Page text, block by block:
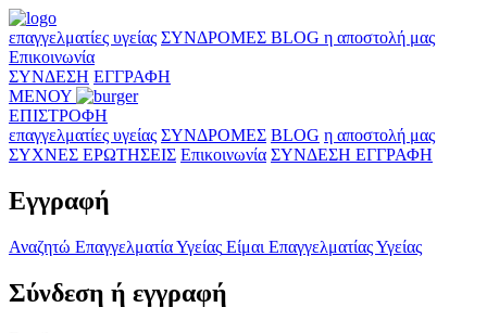
επαγγελματίες υγείας ΣΥΝΔΡΟΜΕΣ BLOG η αποστολή μας
Επικοινωνία
ΣΥΝΔΕΣΗ ΕΓΓΡΑΦΗ
ΜΕΝΟΥ
ΕΠΙΣΤΡΟΦΗ
επαγγελματίες υγείας ΣΥΝΔΡΟΜΕΣ BLOG η αποστολή μας
ΣΥΧΝΕΣ ΕΡΩΤΗΣΕΙΣ Επικοινωνία ΣΥΝΔΕΣΗ ΕΓΓΡΑΦΗ
Εγγραφή
Αναζητώ Επαγγελματία Υγείας Είμαι Επαγγελματίας Υγείας
Σύνδεση ή εγγραφή